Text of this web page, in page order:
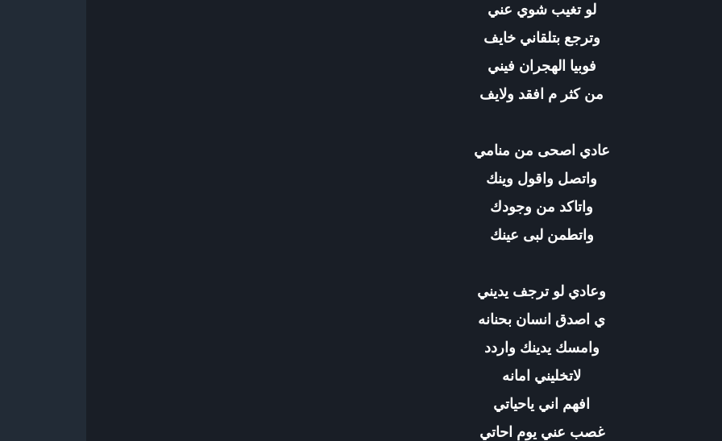
لو تغيب شوي عني
وترجع بتلقاني خايف
فوبيا الهجران فيني
من كثر م افقد ولايف
عادي اصحى من منامي
واتصل واقول وينك
واتاكد من وجودك
واتطمن لبى عينك
وعادي لو ترجف يديني
ي اصدق انسان بحنانه
وامسك يدينك واردد
لاتخليني امانه
افهم اني ياحياتي
غصب عني يوم احاتي